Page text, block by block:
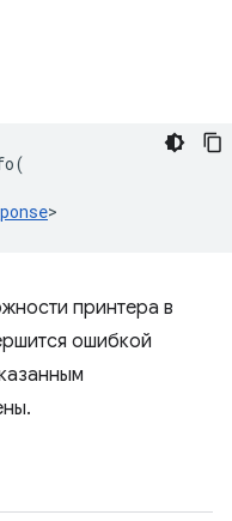
(
>
принтера в
ошибкой